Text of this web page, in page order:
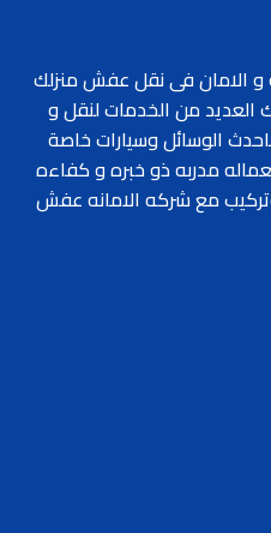
و الامان فى نقل عفش منزلك
من الخدمات لنقل و
الوسائل وسيارات خاصة
مدربه ذو خبره و كفاءه
مع شركه الامانه عفش